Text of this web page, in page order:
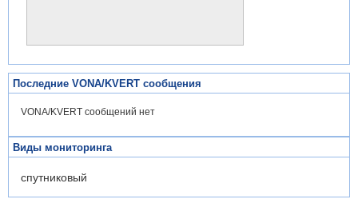
Последние VONA/KVERT сообщения
VONA/KVERT сообщений нет
Виды мониторинга
спутниковый